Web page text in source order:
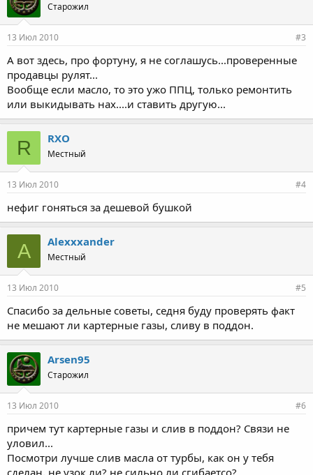
Старожил
13 Июл 2010 #3
А вот здесь, про фортуну, я не соглашусь...проверенные
продавцы рулят...
Вообще если масло, то это ужо ППЦ, только ремонтить
или выкидывать нах....и ставить другую...
R RXO
Местный
13 Июл 2010 #4
нефиг гоняться за дешевой бушкой
A Alexxxander
Местный
13 Июл 2010 #5
Спасибо за дельные советы, седня буду проверять факт
не мешают ли картерные газы, сливу в поддон.
Arsen95
Старожил
13 Июл 2010 #6
причем тут картерные газы и слив в поддон? Связи не
уловил...
Посмотри лучше слив масла от турбы, как он у тебя
сделан, не узок ли? не сильно ли сгибаетсо?